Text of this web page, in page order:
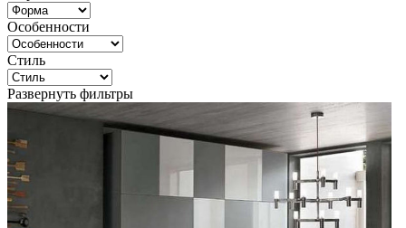
Особенности
Стиль
Развернуть фильтры